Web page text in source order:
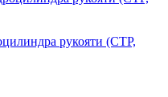
рукояти (CTP,